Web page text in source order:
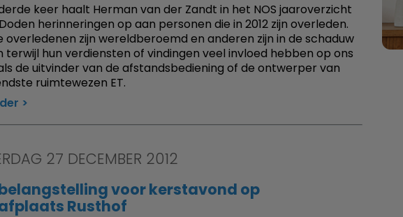
keer haalt Herman van der Zandt in het NOS jaaroverzicht
herinneringen op aan personen die in 2012 zijn overleden.
overledenen zijn wereldberoemd en anderen zijn in de schaduw
terwijl hun verdiensten of vindingen veel invloed hebben op ons
de uitvinder van de afstandsbediening of de ontwerper van
ruimtewezen ET.
27 DECEMBER 2012
voor kerstavond op
Rusthof